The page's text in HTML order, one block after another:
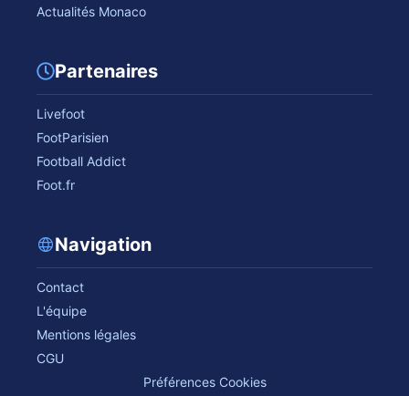
Actualités Monaco
Partenaires
Livefoot
FootParisien
Football Addict
Foot.fr
Navigation
Contact
L'équipe
Mentions légales
CGU
Préférences Cookies